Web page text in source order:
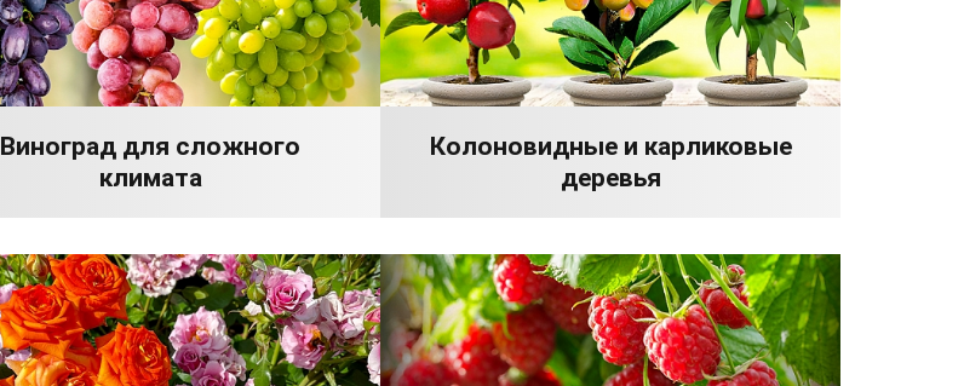
Виноград для сложного
климата
Колоновидные и карликовые
деревья